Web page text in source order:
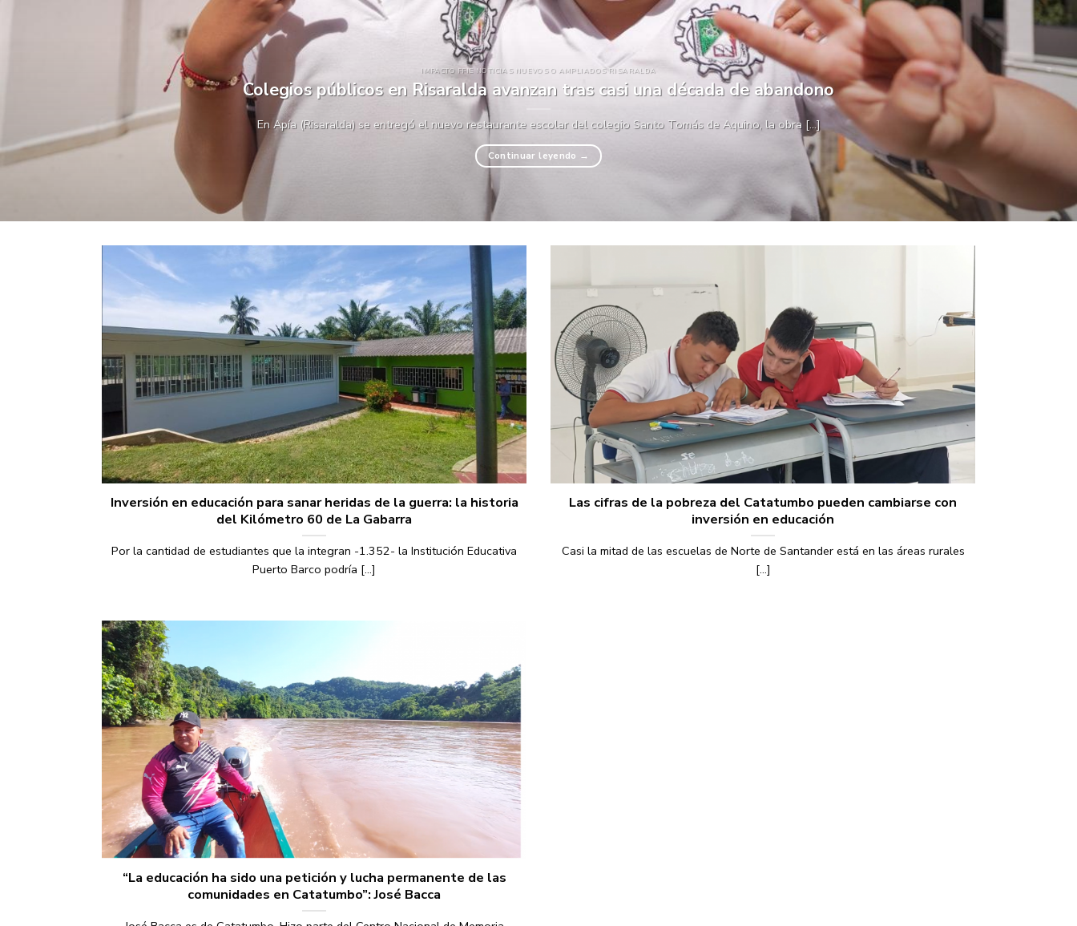
IMPACTO FFIE NOTICIAS NUEVOS O AMPLIADOS RISARALDA
Colegios públicos en Risaralda avanzan tras casi una década de abandono
En Apía (Risaralda) se entregó el nuevo restaurante escolar del colegio Santo Tomás de Aquino, la obra [...]
Continuar leyendo →
Inversión en educación para sanar heridas de la guerra: la historia
del Kilómetro 60 de La Gabarra
Por la cantidad de estudiantes que la integran -1.352- la Institución Educativa
Puerto Barco podría [...]
Las cifras de la pobreza del Catatumbo pueden cambiarse con
inversión en educación
Casi la mitad de las escuelas de Norte de Santander está en las áreas rurales
[...]
“La educación ha sido una petición y lucha permanente de las
comunidades en Catatumbo”: José Bacca